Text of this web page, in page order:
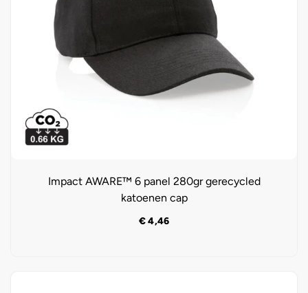
Impact AWARE™ 6 panel 280gr gerecycled
katoenen cap
€4,46